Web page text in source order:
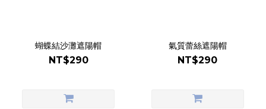
蝴蝶結沙灘遮陽帽
NT$290
氣質蕾絲遮陽帽
NT$290